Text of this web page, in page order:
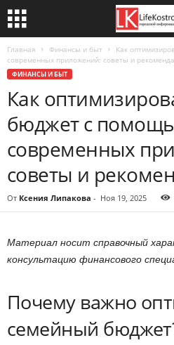
Главная Финансы и быт
Как
современных приложений: советы и
ФИНАНСЫ И БЫТ
Как
бюджет с
современных
советы и
От Ксения Липакова - Ноя 19, 2025
Материал носит справочный
консультацию финансового
Почему важно
семейный